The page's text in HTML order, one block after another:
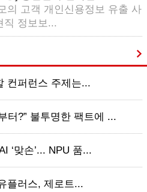
의 고객 개인신용정보 유출 사
직 정보보...
컨퍼런스 주제는...
터?” 불투명한 팩트에 ...
‘맞손’... NPU 품...
플러스, 제로트...